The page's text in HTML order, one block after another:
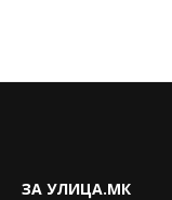
ЗА УЛИЦА.МК